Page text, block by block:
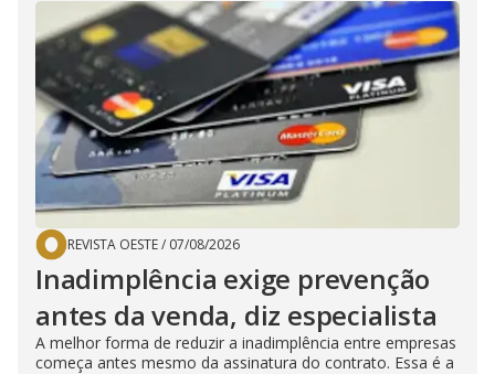
REVISTA OESTE/ 07/08/2026
Inadimplência exige prevenção
antes da venda, diz especialista
A melhor forma de reduzir a inadimplência entre empresas
começa antes mesmo da assinatura do contrato. Essa é a